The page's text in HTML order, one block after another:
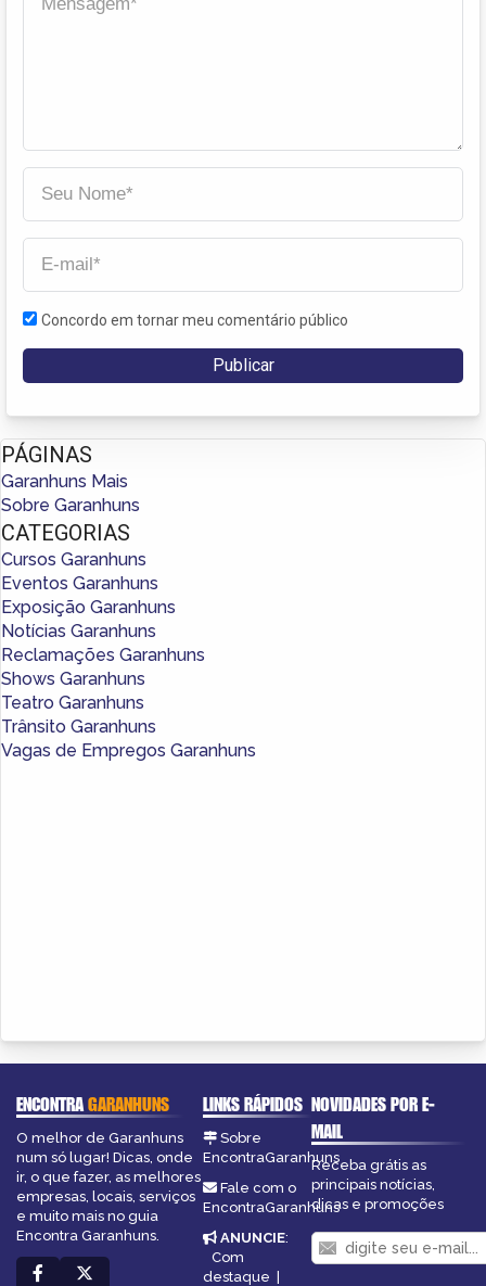
Concordo em tornar meu comentário público
PÁGINAS
Garanhuns Mais
Sobre Garanhuns
CATEGORIAS
Cursos Garanhuns
Eventos Garanhuns
Exposição Garanhuns
Notícias Garanhuns
Reclamações Garanhuns
Shows Garanhuns
Teatro Garanhuns
Trânsito Garanhuns
Vagas de Empregos Garanhuns
ENCONTRAGARANHUNS
O melhor de Garanhuns
num só lugar! Dicas, onde
ir, o que fazer, as melhores
empresas, locais, serviços
e muito mais no guia
Encontra Garanhuns.
LINKS RÁPIDOS
Sobre
EncontraGaranhuns
Fale com o
EncontraGaranhuns
ANUNCIE:
Com
destaque
NOVIDADES POR E-
MAIL
Receba grátis as
principais notícias,
dicas e promoções